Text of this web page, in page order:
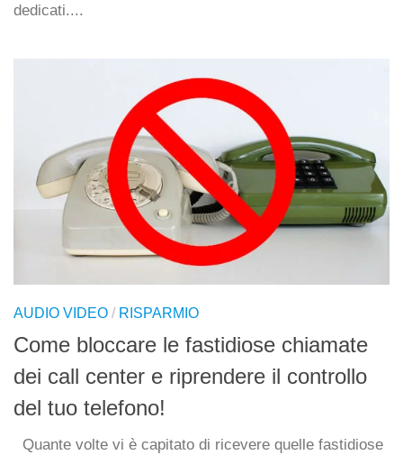
dedicati....
AUDIO VIDEO / RISPARMIO
Come bloccare le fastidiose chiamate
dei call center e riprendere il controllo
del tuo telefono!
Quante volte vi è capitato di ricevere quelle fastidiose